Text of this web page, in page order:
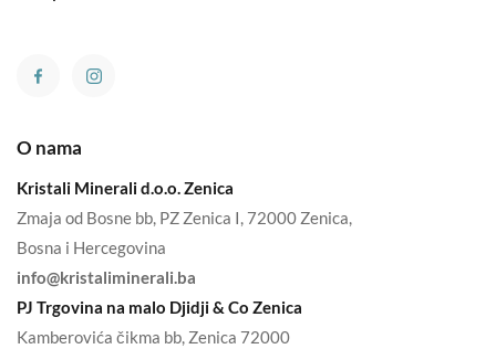
O nama
Kristali Minerali d.o.o. Zenica
Zmaja od Bosne bb, PZ Zenica I, 72000 Zenica,
Bosna i Hercegovina
info@kristaliminerali.ba
PJ Trgovina na malo Djidji & Co Zenica
Kamberovića čikma bb, Zenica 72000